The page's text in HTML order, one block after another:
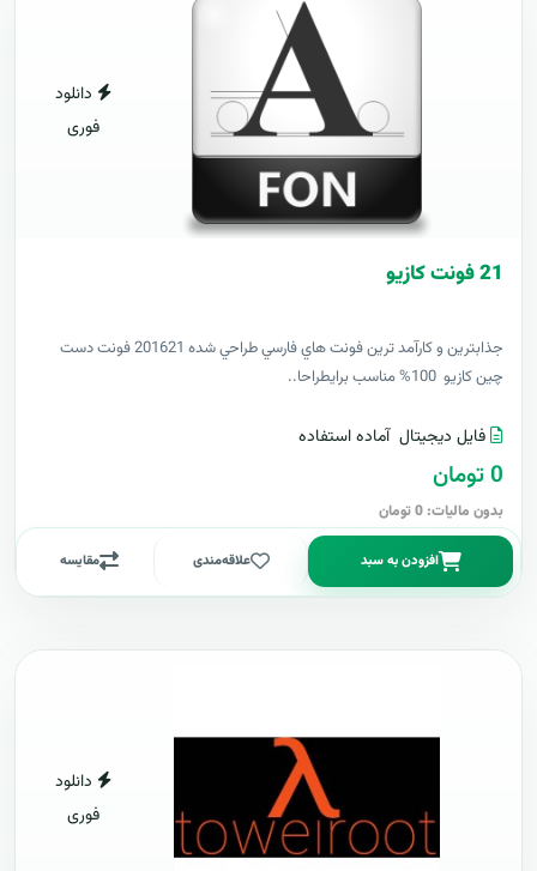
دانلود
فوری
21 فونت کازيو
جذابترين و کارآمد ترين فونت هاي فارسي طراحي شده 201621 فونت دست
چين کازيو 100% مناسب برايطراحا..
فایل دیجیتال آماده استفاده
0 تومان
بدون مالیات: 0 تومان
افزودن به سبد علاقه‌مندی مقایسه
دانلود
فوری